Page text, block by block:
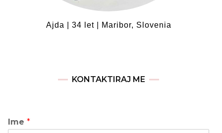
Ajda | 34 let | Maribor, Slovenia
KONTAKTIRAJ ME
Ime *